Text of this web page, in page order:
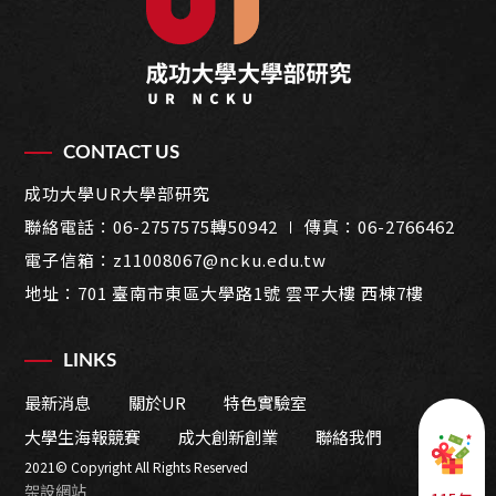
CONTACT US
成功大學UR大學部研究
聯絡電話：06-2757575轉50942
∣ 傳真：06-2766462
電子信箱： z11008067@ncku.edu.tw
地址： 701 臺南市東區大學路1號 雲平大樓 西棟7樓
LINKS
最新消息 關於UR
特色實驗室
大學生海報競賽
成大創新創業 聯絡我們
2021© Copyright All Rights Reserved
架設網站